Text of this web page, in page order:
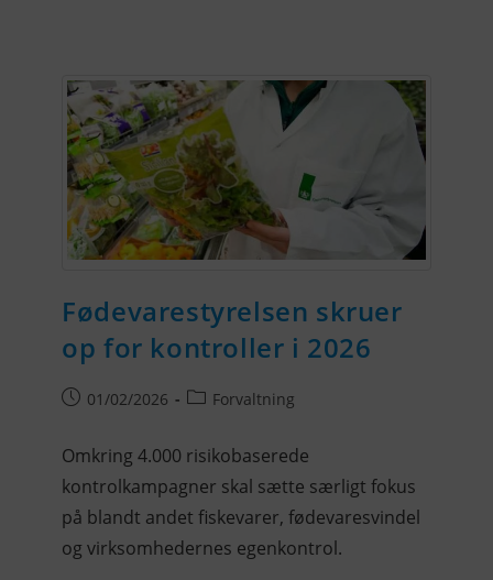
Fødevarestyrelsen skruer
op for kontroller i 2026
01/02/2026 Forvaltning
Omkring 4.000 risikobaserede
kontrolkampagner skal sætte særligt fokus
på blandt andet fiskevarer, fødevaresvindel
og virksomhedernes egenkontrol.